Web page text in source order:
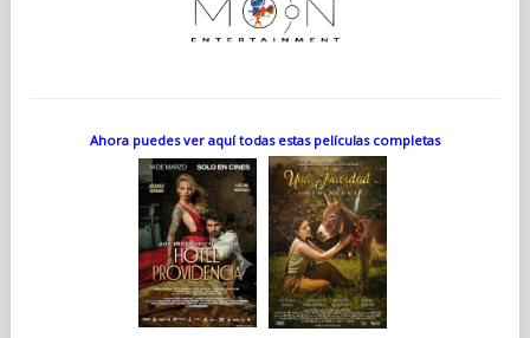
Ahora puedes ver aquí todas estas películas completas